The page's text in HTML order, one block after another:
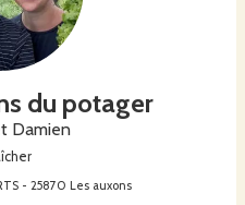
du potager
Damien
- 25870 Les auxons